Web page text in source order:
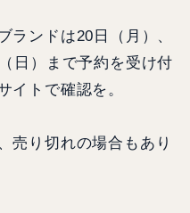
ランドは20日（月）、
日）まで予約を受け付
イトで確認を。
売り切れの場合もあり